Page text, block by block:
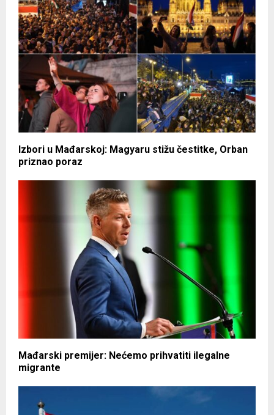
Izbori u Mađarskoj: Magyaru stižu čestitke, Orban
priznao poraz
Mađarski premijer: Nećemo prihvatiti ilegalne
migrante